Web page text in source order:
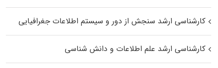
کارشناسی ارشد سنجش از دور و سیستم اطلاعات جغرافیایی
کارشناسی ارشد علم اطلاعات و دانش شناسی